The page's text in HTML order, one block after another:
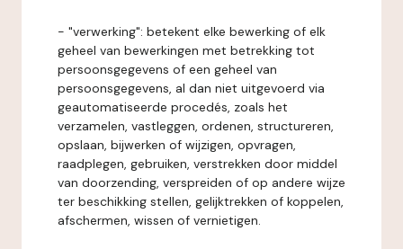
- "verwerking": betekent elke bewerking of elk
geheel van bewerkingen met betrekking tot
persoonsgegevens of een geheel van
persoonsgegevens, al dan niet uitgevoerd via
geautomatiseerde procedés, zoals het
verzamelen, vastleggen, ordenen, structureren,
opslaan, bijwerken of wijzigen, opvragen,
raadplegen, gebruiken, verstrekken door middel
van doorzending, verspreiden of op andere wijze
ter beschikking stellen, gelijktrekken of koppelen,
afschermen, wissen of vernietigen.